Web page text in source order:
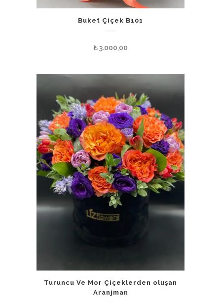
Buket Çiçek B101
₺3.000,00
Turuncu Ve Mor Çiçeklerden oluşan
Aranjman